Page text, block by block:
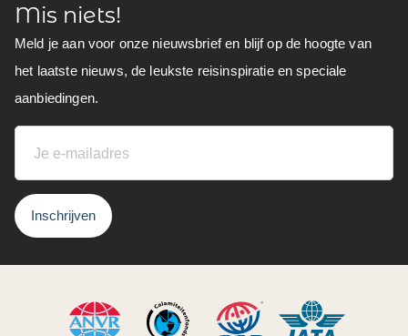
Mis niets!
Meld je aan voor onze nieuwsbrief en blijf op de hoogte van
het laatste nieuws, de leukste reisinspiratie en speciale
aanbiedingen.
Inschrijven